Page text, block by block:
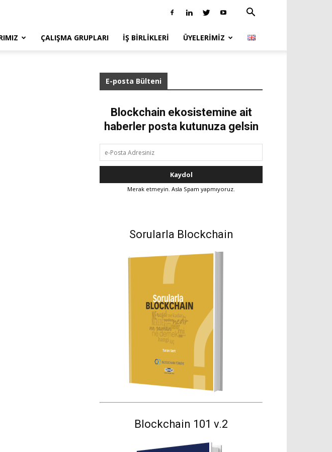
ÇALIŞMA GRUPLARI İŞ BIRLIKLERI ÜYELERIMIZ
E-posta Bülteni
Blockchain ekosistemine ait
haberler posta kutunuza gelsin
Merak etmeyin. Asla Spam yapmıyoruz.
Sorularla Blockchain
Blockchain 101 v.2